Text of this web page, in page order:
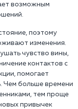
возможным
поэтому
изменения.
чувство вины,
контактов с
помогает
Чем больше времени
тем проще
привычек